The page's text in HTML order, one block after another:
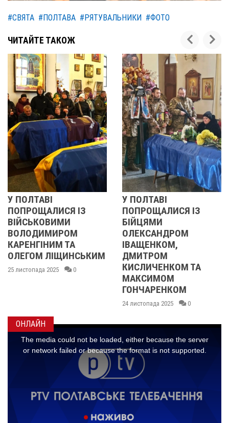
#СВЯТА #ПОЛТАВА #РЯТУВАЛЬНИКИ #ФОТО
ЧИТАЙТЕ ТАКОЖ
У ПОЛТАВІ
ПОПРОЩАЛИСЯ ІЗ
БІЙЦЯМИ
ОЛЕКСАНДРОМ
ІВАЩЕНКОМ,
ДМИТРОМ
КИСЛИЧЕНКОМ ТА
РЕВОЛЮЦІЯ ГІДНОСТІ
2013 ОЧИМА
УЧАСНИЦІ
21 листопада 2025
ОНЛАЙН